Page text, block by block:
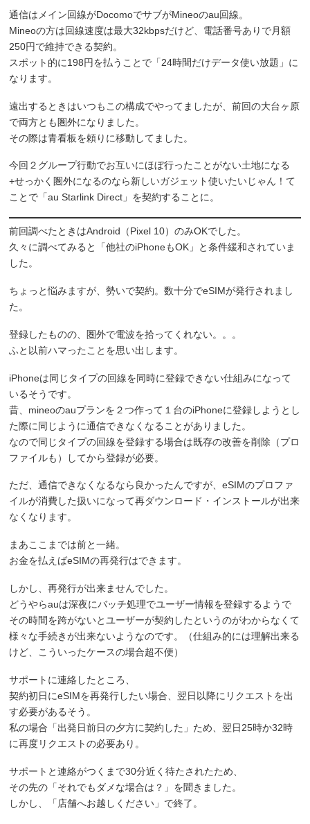
通信はメイン回線がDocomoでサブがMineoのau回線。
Mineoの方は回線速度は最大32kbpsだけど、電話番号ありで月額
250円で維持できる契約。
スポット的に198円を払うことで「24時間だけデータ使い放題」に
なります。
遠出するときはいつもこの構成でやってましたが、前回の大台ヶ原
で両方とも圏外になりました。
その際は青看板を頼りに移動してました。
今回２グループ行動でお互いにほぼ行ったことがない土地になる
+せっかく圏外になるのなら新しいガジェット使いたいじゃん！て
ことで「au Starlink Direct」を契約することに。
前回調べたときはAndroid（Pixel 10）のみOKでした。
久々に調べてみると「他社のiPhoneもOK」と条件緩和されていま
した。
ちょっと悩みますが、勢いで契約。数十分でeSIMが発行されまし
た。
登録したものの、圏外で電波を拾ってくれない。。。
ふと以前ハマったことを思い出します。
iPhoneは同じタイプの回線を同時に登録できない仕組みになって
いるそうです。
昔、mineoのauプランを２つ作って１台のiPhoneに登録しようとし
た際に同じように通信できなくなることがありました。
なので同じタイプの回線を登録する場合は既存の改善を削除（プロ
ファイルも）してから登録が必要。
ただ、通信できなくなるなら良かったんですが、eSIMのプロファ
イルが消費した扱いになって再ダウンロード・インストールが出来
なくなります。
まあここまでは前と一緒。
お金を払えばeSIMの再発行はできます。
しかし、再発行が出来ませんでした。
どうやらauは深夜にバッチ処理でユーザー情報を登録するようで
その時間を跨がないとユーザーが契約したというのがわからなくて
様々な手続きが出来ないようなのです。（仕組み的には理解出来る
けど、こういったケースの場合超不便）
サポートに連絡したところ、
契約初日にeSIMを再発行したい場合、翌日以降にリクエストを出
す必要があるそう。
私の場合「出発日前日の夕方に契約した」ため、翌日25時か32時
に再度リクエストの必要あり。
サポートと連絡がつくまで30分近く待たされたため、
その先の「それでもダメな場合は？」を聞きました。
しかし、「店舗へお越しください」で終了。